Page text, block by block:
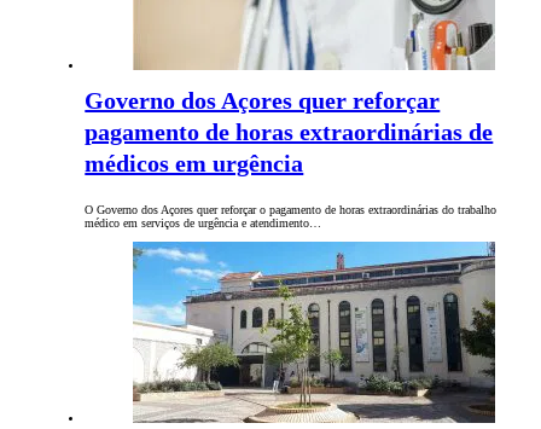
Governo dos Açores quer reforçar
pagamento de horas extraordinárias de
médicos em urgência
O Governo dos Açores quer reforçar o pagamento de horas extraordinárias do trabalho
médico em serviços de urgência e atendimento…